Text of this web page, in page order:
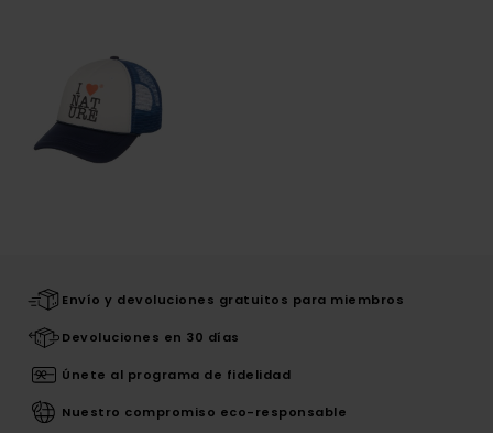
Envío y devoluciones gratuitos para miembros
Devoluciones en 30 días
Únete al programa de fidelidad
Nuestro compromiso eco-responsable